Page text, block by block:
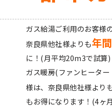
ガス給湯ご利用のお客様の
奈良県他社様よりも年
に！(月平均20m3で試算)
ガス暖房(ファンヒータ
様は、奈良県他社様より
もお得になります！(4ヶ